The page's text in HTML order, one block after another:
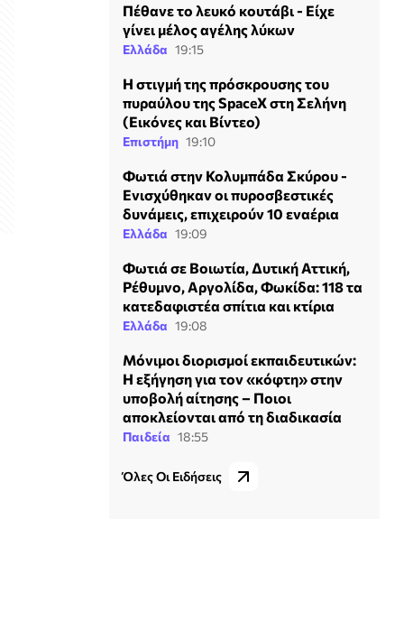
Πέθανε το λευκό κουτάβι - Είχε
γίνει μέλος αγέλης λύκων
Ελλάδα 19:15
Η στιγμή της πρόσκρουσης του
πυραύλου της SpaceX στη Σελήνη
(Εικόνες και Βίντεο)
Επιστήμη 19:10
Φωτιά στην Κολυμπάδα Σκύρου -
Ενισχύθηκαν οι πυροσβεστικές
δυνάμεις, επιχειρούν 10 εναέρια
Ελλάδα 19:09
Φωτιά σε Βοιωτία, Δυτική Αττική,
Ρέθυμνο, Αργολίδα, Φωκίδα: 118 τα
κατεδαφιστέα σπίτια και κτίρια
Ελλάδα 19:08
Μόνιμοι διορισμοί εκπαιδευτικών:
Η εξήγηση για τον «κόφτη» στην
υποβολή αίτησης – Ποιοι
αποκλείονται από τη διαδικασία
Παιδεία 18:55
Όλες Οι Ειδήσεις